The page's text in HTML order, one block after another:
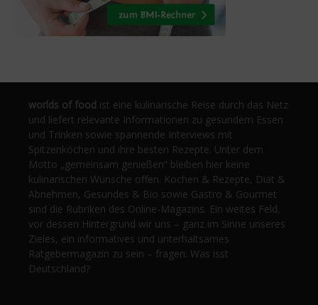
worlds of food ist eine kulinarische Reise durch das Netz
und liefert relevante Informationen zu gesundem Essen
und Trinken sowie spannende Interviews mit
Spitzenköchen und ihre besten Rezepte. Unter dem
Motto „gemeinsam genießen“ bleiben hier keine
kulinarischen Wünsche offen. Kochen & Rezepte, Diät &
Abnehmen, Gesundes & Bio sowie Gastro & Gourmet
sind die Rubriken des Online-Magazins. Ein weites Feld,
vor dessen Hintergrund wir uns – ganz im Sinne unseres
Zieles, ein informatives und unterhaltsames
Ratgebermagazin zu sein – fragen: Was isst
Deutschland?